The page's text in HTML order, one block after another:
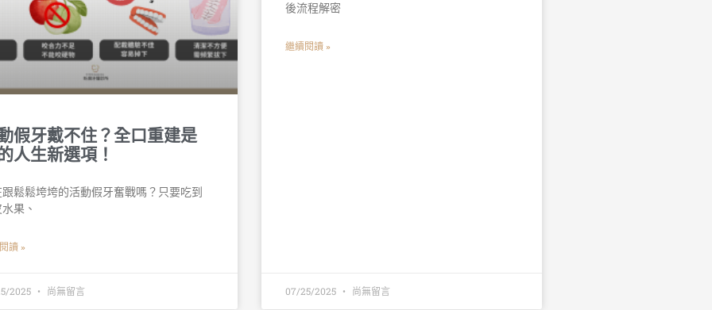
假牙戴不住？全口重建是
人生新選項！
鬆鬆垮垮的活動假牙奮戰嗎？只要吃到
果、
讀 »
2025 尚無留言
後流程解密
繼續閱讀 »
07/25/2025 尚無留言